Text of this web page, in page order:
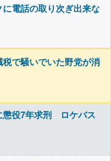
に電話の取り次ぎ出来な
税で騒いでいた野党が消
懲役7年求刑 ロケバス